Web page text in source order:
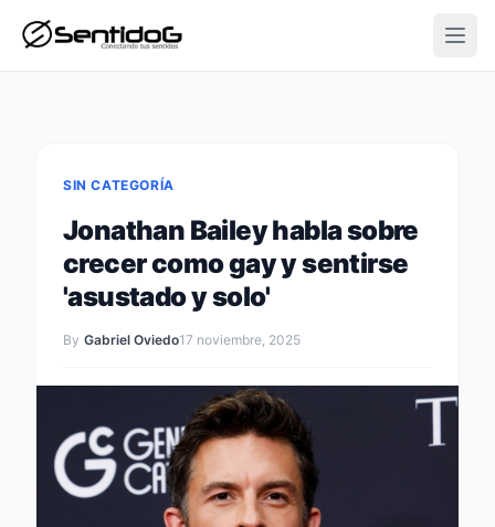
SIN CATEGORÍA
Jonathan Bailey habla sobre
crecer como gay y sentirse
'asustado y solo'
By Gabriel Oviedo17 noviembre, 2025